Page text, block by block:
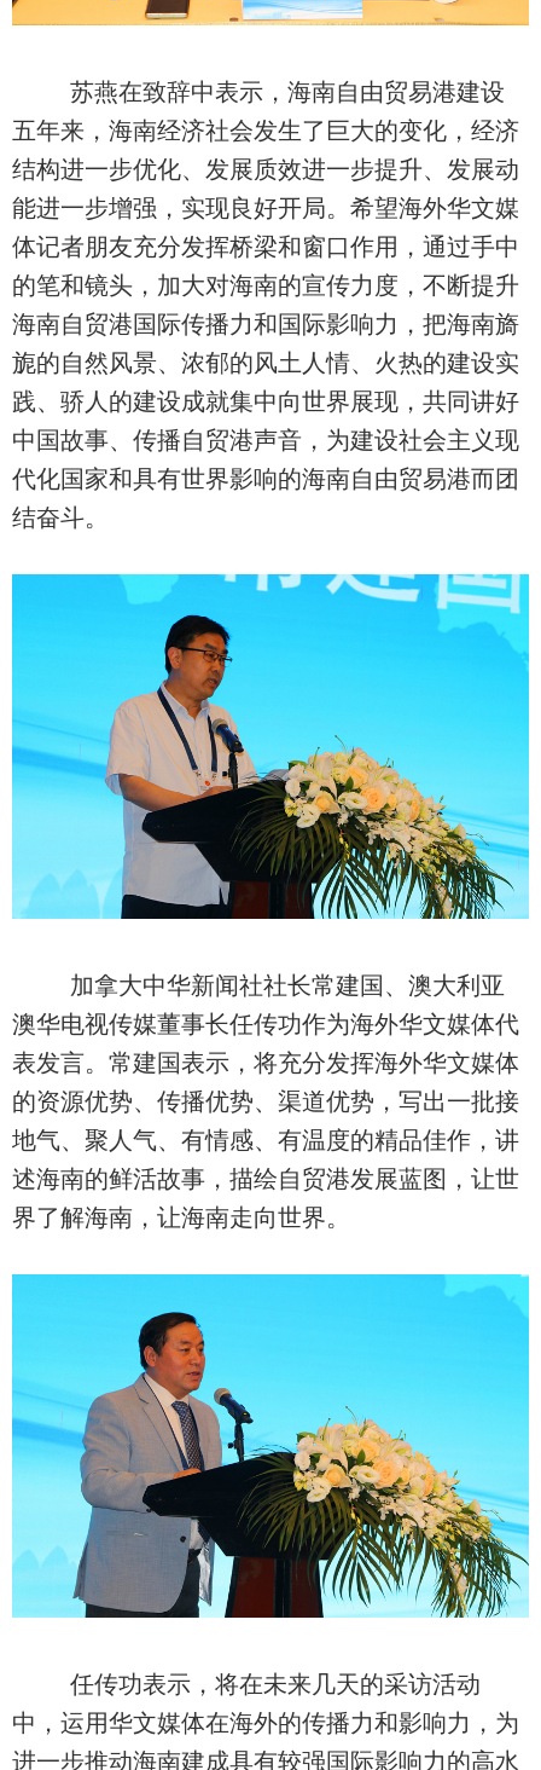
苏燕在致辞中表示，海南自由贸易港建设
五年来，海南经济社会发生了巨大的变化，经济
结构进一步优化、发展质效进一步提升、发展动
能进一步增强，实现良好开局。希望海外华文媒
体记者朋友充分发挥桥梁和窗口作用，通过手中
的笔和镜头，加大对海南的宣传力度，不断提升
海南自贸港国际传播力和国际影响力，把海南旖
旎的自然风景、浓郁的风土人情、火热的建设实
践、骄人的建设成就集中向世界展现，共同讲好
中国故事、传播自贸港声音，为建设社会主义现
代化国家和具有世界影响的海南自由贸易港而团
结奋斗。
加拿大中华新闻社社长常建国、澳大利亚
澳华电视传媒董事长任传功作为海外华文媒体代
表发言。常建国表示，将充分发挥海外华文媒体
的资源优势、传播优势、渠道优势，写出一批接
地气、聚人气、有情感、有温度的精品佳作，讲
述海南的鲜活故事，描绘自贸港发展蓝图，让世
界了解海南，让海南走向世界。
任传功表示，将在未来几天的采访活动
中，运用华文媒体在海外的传播力和影响力，为
进一步推动海南建成具有较强国际影响力的高水